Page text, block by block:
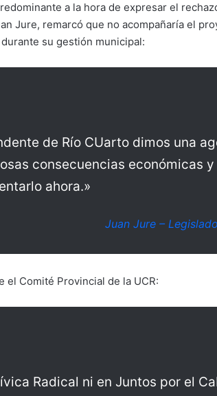
a la hora de expresar el
Jure, remarcó que no acompañaría el
su gestión municipal:
de Río CUarto dimos una
consecuencias económicas
ahora.»
Juan Jure –
el Comité Provincial de la UCR:
Radical ni en Juntos por el